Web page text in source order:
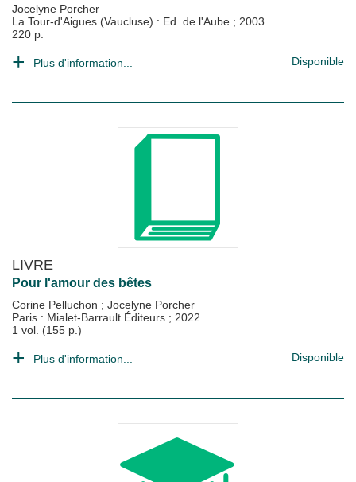
Jocelyne Porcher
La Tour-d'Aigues (Vaucluse) : Ed. de l'Aube ; 2003
220 p.
Plus d'information... Disponible
LIVRE
Pour l'amour des bêtes
Corine Pelluchon ; Jocelyne Porcher
Paris : Mialet-Barrault Éditeurs ; 2022
1 vol. (155 p.)
Plus d'information... Disponible